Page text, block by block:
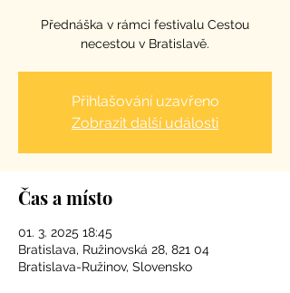
Přednáška v rámci festivalu Cestou
necestou v Bratislavě.
Přihlašování uzavřeno
Zobrazit další události
Čas a místo
01. 3. 2025 18:45
Bratislava, Ružinovská 28, 821 04
Bratislava-Ružinov, Slovensko